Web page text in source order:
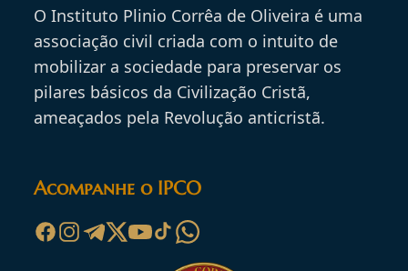
O Instituto Plinio Corrêa de Oliveira é uma
associação civil criada com o intuito de
mobilizar a sociedade para preservar os
pilares básicos da Civilização Cristã,
ameaçados pela Revolução anticristã.
Acompanhe o IPCO